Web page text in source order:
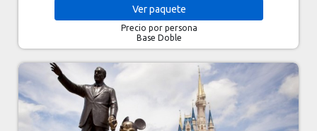
Verpaquete
Precio por persona
Base Doble